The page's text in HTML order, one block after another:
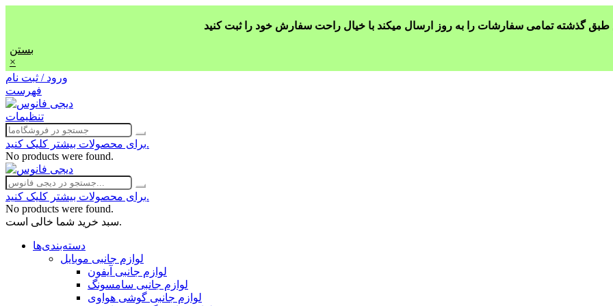
بستن
×
ورود / ثبت نام
فهرست
تنظیمات
برای محصولات بیشتر کلیک کنید.
No products were found.
برای محصولات بیشتر کلیک کنید.
No products were found.
سبد خرید شما خالی است.
دسته‌بندی‌ها
لوازم جانبی موبایل
لوازم جانبی آیفون
لوازم جانبی سامسونگ
لوازم جانبی گوشی هواوی